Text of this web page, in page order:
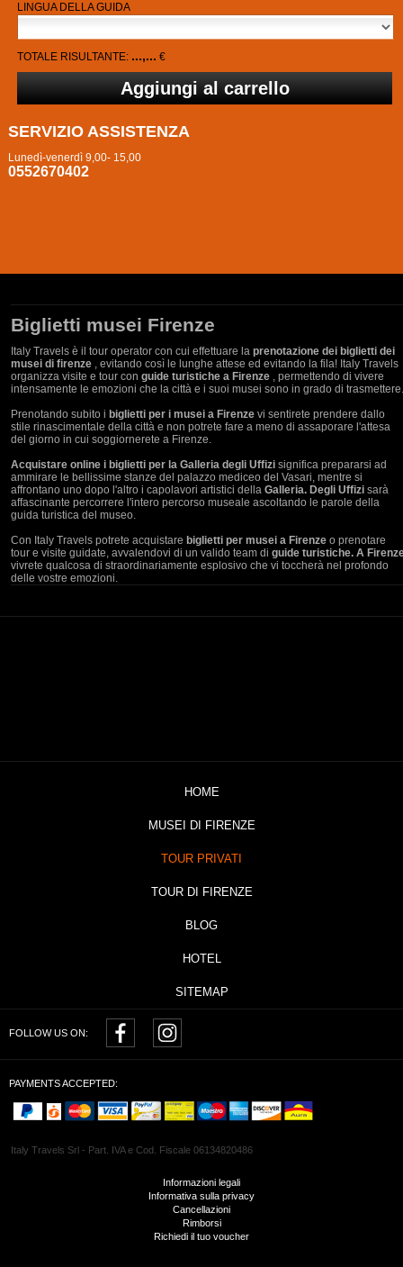
LINGUA DELLA GUIDA
TOTALE RISULTANTE: ...,... €
SERVIZIO ASSISTENZA
Lunedì-venerdì 9,00- 15,00
0552670402
Biglietti musei Firenze
Italy Travels è il tour operator con cui effettuare la prenotazione dei biglietti dei
musei di firenze , evitando così le lunghe attese ed evitando la fila! Italy Travels
organizza visite e tour con guide turistiche a Firenze , permettendo di vivere
intensamente le emozioni che la città e i suoi musei sono in grado di trasmettere.
Prenotando subito i biglietti per i musei a Firenze vi sentirete prendere dallo
stile rinascimentale della città e non potrete fare a meno di assaporare l'attesa
del giorno in cui soggiornerete a Firenze.
Acquistare online i biglietti per la Galleria degli Uffizi significa prepararsi ad
ammirare le bellissime stanze del palazzo mediceo del Vasari, mentre si
affrontano uno dopo l'altro i capolavori artistici della Galleria. Degli Uffizi sarà
affascinante percorrere l'intero percorso museale ascoltando le parole della
guida turistica del museo.
Con Italy Travels potrete acquistare biglietti per musei a Firenze o prenotare
tour e visite guidate, avvalendovi di un valido team di guide turistiche. A
vivrete qualcosa di straordinariamente esplosivo che vi toccherà nel profondo
delle vostre emozioni.
HOME
MUSEI DI FIRENZE
TOUR PRIVATI
TOUR DI FIRENZE
BLOG
HOTEL
SITEMAP
FOLLOW US ON:
PAYMENTS ACCEPTED:
Italy Travels Srl - Part. IVA e Cod. Fiscale 06134820486
Informazioni legali
Informativa sulla privacy
Cancellazioni
Rimborsi
Richiedi il tuo voucher